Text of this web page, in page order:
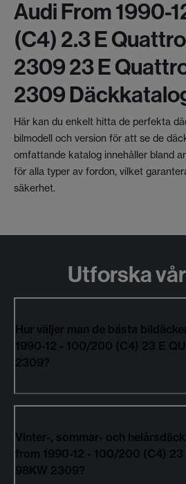
Audi From 1990-
(c4) 2.3 E
2309 23 E
2309
Här kan du enkelt hitta de perfekta
bilmodell och version för att se de
omfattande katalog innehåller bland
för alla typer av fordon, vilket
säkerhet.
Utforska
Hur väljer man de bästa
1990-12 - 100/200 (C4) 23 E
2309?
Vinter-, sommar- och
from 1990-12 - 100/200 (C4) 23
98KW 2309?